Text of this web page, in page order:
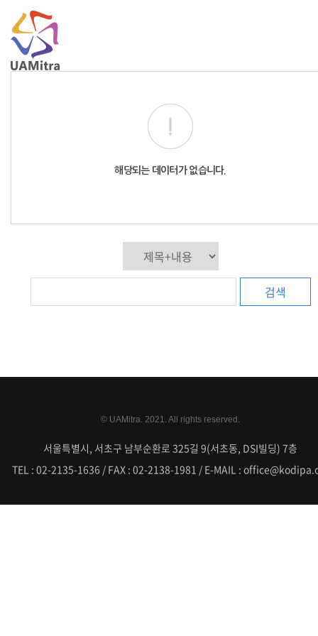
해당되는 데이터가 없습니다.
검색
© UAMitra. 2021. All rights reserved.
서울특별시, 서초구 남부순환로 325길 9(서초동, DSI빌딩) 7층
TEL : 02-2135-1636 / FAX : 02-2138-1981 / E-MAIL :